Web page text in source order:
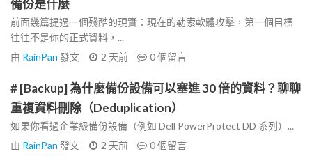
備份是什麼
前面幾篇提過一個殘酷的現實：現在的勒索軟體攻擊，第一個目標
往往不是你的正式資料，...
由 RainPan 發文 2 天前 0個留言
# [Backup] 為什麼備份設備可以塞進 30 倍的資料？聊聊
重複資料刪除（Deduplication）
如果你看過企業級備份設備（例如 Dell PowerProtect DD 系列）...
由 RainPan 發文 2 天前 0個留言